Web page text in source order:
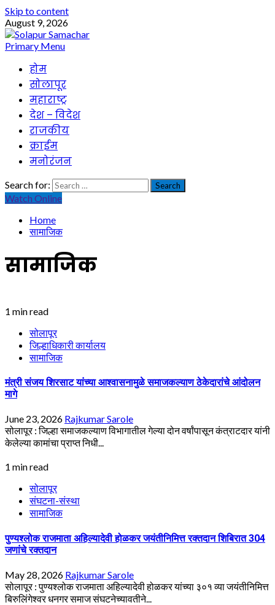
Skip to content
August 9, 2026
Primary Menu
होम
सोलापूर
महाराष्ट्र
देश – विदेश
राजकीय
क्राईम
मनोरंजन
Search for:
Watch Online
Home
सामाजिक
सामाजिक
1 min read
सोलापूर
जिल्हाधिकारी कार्यालय
सामाजिक
मंत्री संजय शिरसाट यांच्या आश्वासनामुळे समाजकल्याण ठेकेदारांचे आंदोलन
मागे
June 23, 2026 Rajkumar Sarole
सोलापूर : जिल्हा समाजकल्याण विभागातील गेल्या दोन वर्षांपासून कंत्राटदार यांनी
केलेल्या कामांचा प्राप्त निधी...
1 min read
सोलापूर
संघटना-संस्था
सामाजिक
पुण्यश्लोक राजमाता अहिल्यादेवी होळकर जयंतीनिमित्त रक्तदान शिबिरात 304
जणांचे रक्तदान
May 28, 2026 Rajkumar Sarole
सोलापूर : पुण्यश्लोक राजमाता अहिल्यादेवी होळकर यांच्या ३०१ व्या जयंतीनिमित्त
बिरुलिंगेश्वर धनगर समाज संघटनेच्यावतीने...